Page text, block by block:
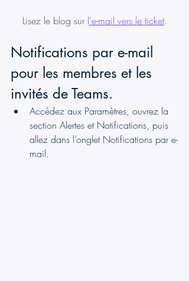
Lisez le blog sur l'e-mail vers le ticket.
Notifications par e-mail
pour les membres et les
invités de Teams.
Accédez aux Paramètres, ouvrez la
section Alertes et Notifications, puis
allez dans l’onglet Notifications par e-
mail.